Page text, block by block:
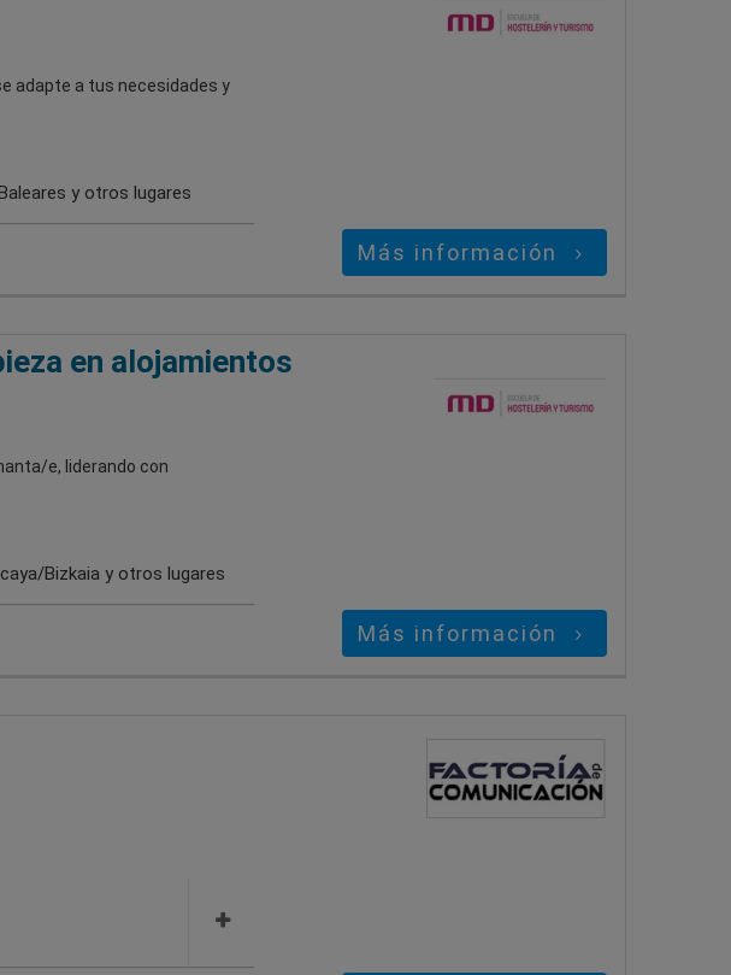
adapte a tus necesidades y
y otros lugares
Más información
en alojamientos
e, liderando con
Bizkaia y otros lugares
Más información